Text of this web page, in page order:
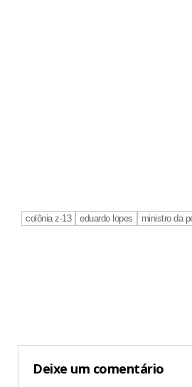
colônia z-13 eduardo lopes ministro da
Deixe um comentário